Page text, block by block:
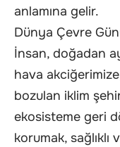
anlamına gelir.
Dünya Çevre
İnsan, doğadan
hava
bozulan iklim
ekosisteme geri
korumak,